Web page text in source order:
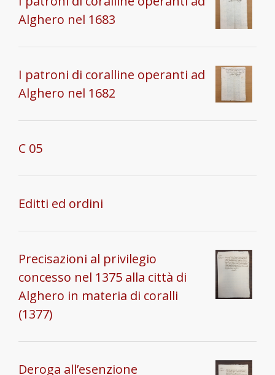
Alghero nel 1683
I patroni di coralline operanti ad
Alghero nel 1682
C 05
Editti ed ordini
Precisazioni al privilegio
concesso nel 1375 alla città di
Alghero in materia di coralli
(1377)
Deroga all’esenzione